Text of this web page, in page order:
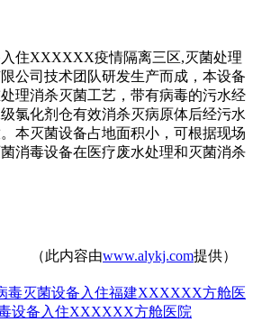
住XXXXXX疫情隔离三区,灭菌处理
公司技术团队研发生产而成，本设备
理消杀灭菌工艺，带有病毒的污水经
氯化剂仓有效消杀灭病原体后经污水
本灭菌设备占地面积小，可根据现场
消毒设备在医疗废水处理和灭菌消杀
（此内容由www.alykj.com提供）
毒灭菌设备入住福建XXXXXX方舱医
设备入住XXXXXX方舱医院